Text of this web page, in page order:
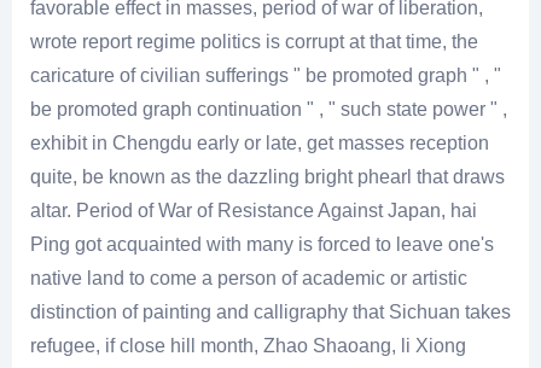
favorable effect in masses, period of war of liberation,
wrote report regime politics is corrupt at that time, the
caricature of civilian sufferings " be promoted graph " , "
be promoted graph continuation " , " such state power " ,
exhibit in Chengdu early or late, get masses reception
quite, be known as the dazzling bright phearl that draws
altar. Period of War of Resistance Against Japan, hai
Ping got acquainted with many is forced to leave one's
native land to come a person of academic or artistic
distinction of painting and calligraphy that Sichuan takes
refugee, if close hill month, Zhao Shaoang, li Xiong